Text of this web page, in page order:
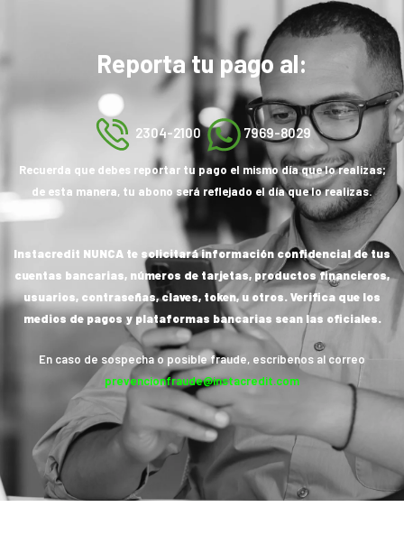
Reporta tu pago al:
2304-2100 7969-8029
Recuerda que debes reportar tu pago el mismo día que lo realizas;
de esta manera, tu abono será reflejado el día que lo realizas.
Instacredit NUNCA te solicitará información confidencial de tus
cuentas bancarias, números de tarjetas, productos financieros,
usuarios, contraseñas, claves, token, u otros. Verifica que los
medios de pagos y plataformas bancarias sean las oficiales.
En caso de sospecha o posible fraude, escríbenos al correo
prevencionfraude@instacredit.com